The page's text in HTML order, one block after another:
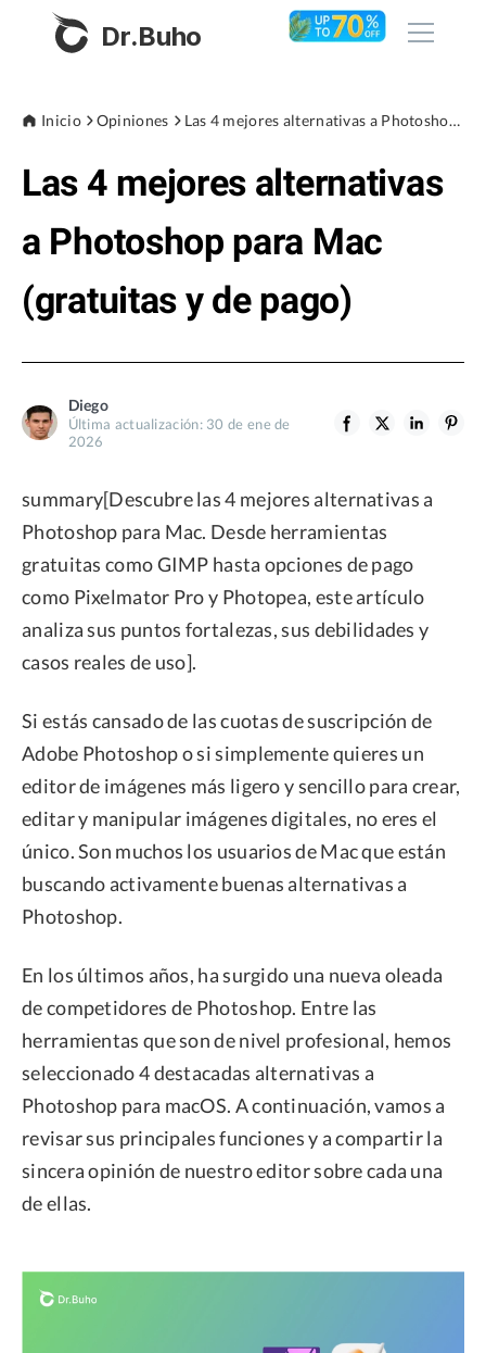
Dr.Buho
Productos
BuhoCleaner
BuhoRepair
BuhoLaunchpad
Tienda
Blog
Sobre nosotros
Privacidad
Términos
Politica de Reembolso
Inicio Opiniones Las 4 mejores alternativas a Photoshop para Mac (gratuitas y de pago)
Las 4 mejores alternativas
a Photoshop para Mac
(gratuitas y de pago)
Diego
Última actualización: 30 de ene de
2026
summary[Descubre las 4 mejores alternativas a
Photoshop para Mac. Desde herramientas
gratuitas como GIMP hasta opciones de pago
como Pixelmator Pro y Photopea, este artículo
analiza sus puntos fortalezas, sus debilidades y
casos reales de uso].
Si estás cansado de las cuotas de suscripción de
Adobe Photoshop o si simplemente quieres un
editor de imágenes más ligero y sencillo para crear,
editar y manipular imágenes digitales, no eres el
único. Son muchos los usuarios de Mac que están
buscando activamente buenas alternativas a
Photoshop.
En los últimos años, ha surgido una nueva oleada
de competidores de Photoshop. Entre las
herramientas que son de nivel profesional, hemos
seleccionado 4 destacadas alternativas a
Photoshop para macOS. A continuación, vamos a
revisar sus principales funciones y a compartir la
sincera opinión de nuestro editor sobre cada una
de ellas.